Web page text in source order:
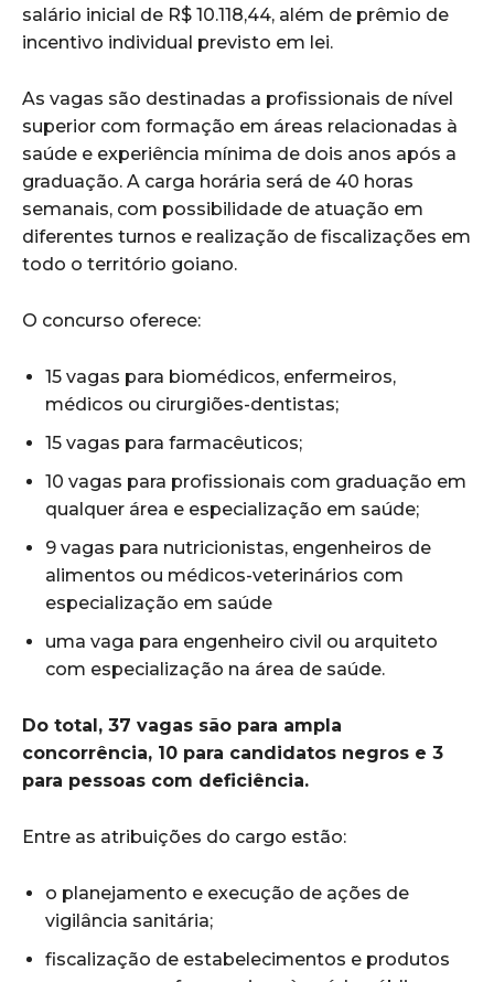
salário inicial de R$ 10.118,44, além de prêmio de
incentivo individual previsto em lei.
As vagas são destinadas a profissionais de nível
superior com formação em áreas relacionadas à
saúde e experiência mínima de dois anos após a
graduação. A carga horária será de 40 horas
semanais, com possibilidade de atuação em
diferentes turnos e realização de fiscalizações em
todo o território goiano.
O concurso oferece:
15 vagas para biomédicos, enfermeiros,
médicos ou cirurgiões-dentistas;
15 vagas para farmacêuticos;
10 vagas para profissionais com graduação em
qualquer área e especialização em saúde;
9 vagas para nutricionistas, engenheiros de
alimentos ou médicos-veterinários com
especialização em saúde
uma vaga para engenheiro civil ou arquiteto
com especialização na área de saúde.
Do total, 37 vagas são para ampla
concorrência, 10 para candidatos negros e 3
para pessoas com deficiência.
Entre as atribuições do cargo estão:
o planejamento e execução de ações de
vigilância sanitária;
fiscalização de estabelecimentos e produtos